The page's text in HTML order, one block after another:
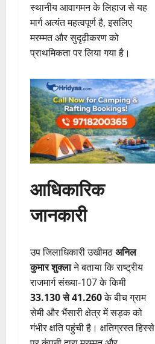
स्थानीय आवागमन के लिहाज से यह
मार्ग अत्यंत महत्वपूर्ण है, इसलिए
मरम्मत और सुदृढ़ीकरण को
प्राथमिकता पर लिया गया है।
आधिकारिक
जानकारी
उप जिलाधिकारी उखीमठअनिल
कुमार शुक्लाने बताया कि राष्ट्रीय
राजमार्ग संख्या-107 के किमी
33.130 से 41.260के बीच ग्राम
सेमी और भैंसारी क्षेत्र में सड़क को
गंभीर क्षति पहुंची है। क्षतिग्रस्त हिस्से